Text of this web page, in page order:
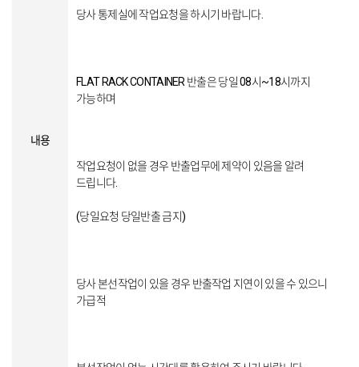
내용
당사 통제실에 작업요청을 하시기 바랍니다.
FLAT RACK CONTAINER 반출은 당일 08시~18시까지
가능하며
작업요청이 없을 경우 반출업무에 제약이 있음을 알려
드립니다.
(당일요청 당일반출 금지)
당사 본선작업이 있을 경우 반출작업 지연이 있을 수 있으니
가급적